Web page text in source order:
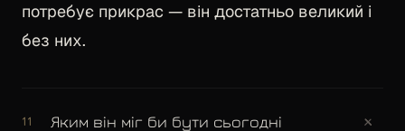
потребує прикрас — він достатньо великий і
без них.
11 Яким він міг би бути сьогодні +